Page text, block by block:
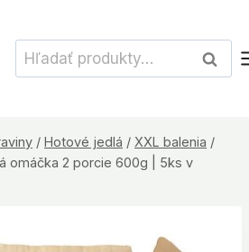
Hľadať:
/ Hotové jedlá / XXL balenia /
omáčka 2 porcie 600g | 5ks v